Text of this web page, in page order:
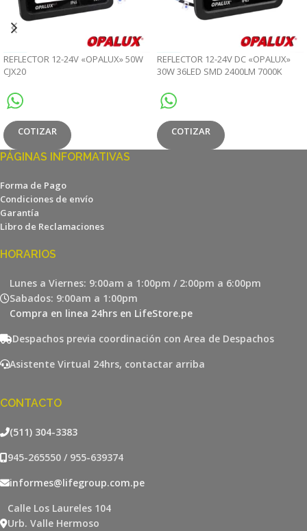
REFLECTOR 12-24V «OPALUX» 50W
CJX20
COTIZAR
REFLECTOR 12-24V DC «OPALUX»
30W 36LED SMD 2400LM 7000K
COTIZAR
PÁGINAS INFORMATIVAS
Forma de Pago
Condiciones de envío
Garantía
Libro de Reclamaciones
HORARIOS
Lunes a Viernes: 9:00am a 1:00pm / 2:00pm a 6:00pm
Sabados: 9:00am a 1:00pm
Compra en linea 24hrs en LifeStore.pe
Despachos previa coordinación con Area de Despachos
Asistente Virtual 24hrs, contactar arriba
CONTACTO
(511) 304-3383
945-265550 / 955-639374
informes@lifegroup.com.pe
Calle Los Laureles 104
Urb. Valle Hermoso